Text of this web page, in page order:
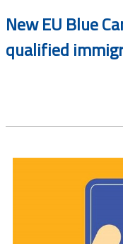
New EU Blue
qualified